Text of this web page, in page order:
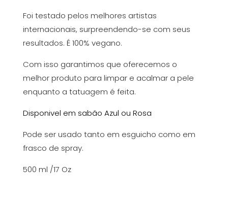
Foi testado pelos melhores artistas
internacionais, surpreendendo-se com seus
resultados. É 100% vegano.
Com isso garantimos que oferecemos o
melhor produto para limpar e acalmar a pele
enquanto a tatuagem é feita.
Disponivel em sabão Azul ou Rosa
Pode ser usado tanto em esguicho como em
frasco de spray.
500 ml /17 Oz